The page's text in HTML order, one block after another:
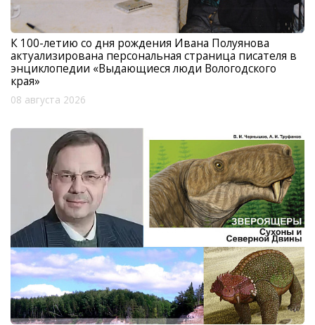
К 100-летию со дня рождения Ивана Полуянова
актуализирована персональная страница писателя в
энциклопедии «Выдающиеся люди Вологодского
края»
08 августа 2026